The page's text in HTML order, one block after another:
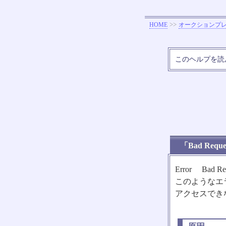
HOME >> オークションプ
このヘルプを
「Bad
Error Bad
このような
アクセスで